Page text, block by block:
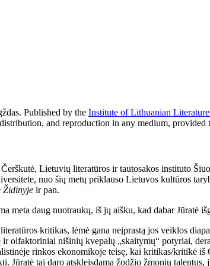
Published by the Institute of Lithuanian
and reproduction in any medium, provided
Lietuvių literatūros ir tautosakos instituto
nuo šių metų priklauso Lietuvos kultūros
Židinyje ir pan.
meta daug nuotraukų, iš jų aišku, kad dabar Jūratė
kritikas, lėmė gana neįprastą jos veiklos
olfaktoriniai nišinių kvepalų „skaitymų“ potyriai,
rinkos ekonomikoje teisę, kai kritikas/kritikė
Jūratė tai daro atskleisdama žodžio žmonių